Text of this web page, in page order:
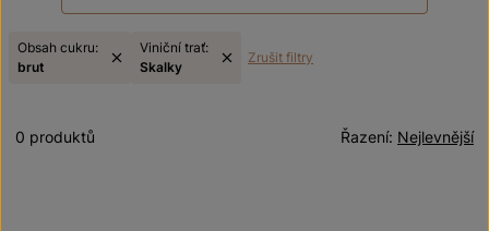
Obsah cukru:
brut
Viniční trať:
Skalky
Zrušit filtry
Nejlevnější
Řazení:
0 produktů